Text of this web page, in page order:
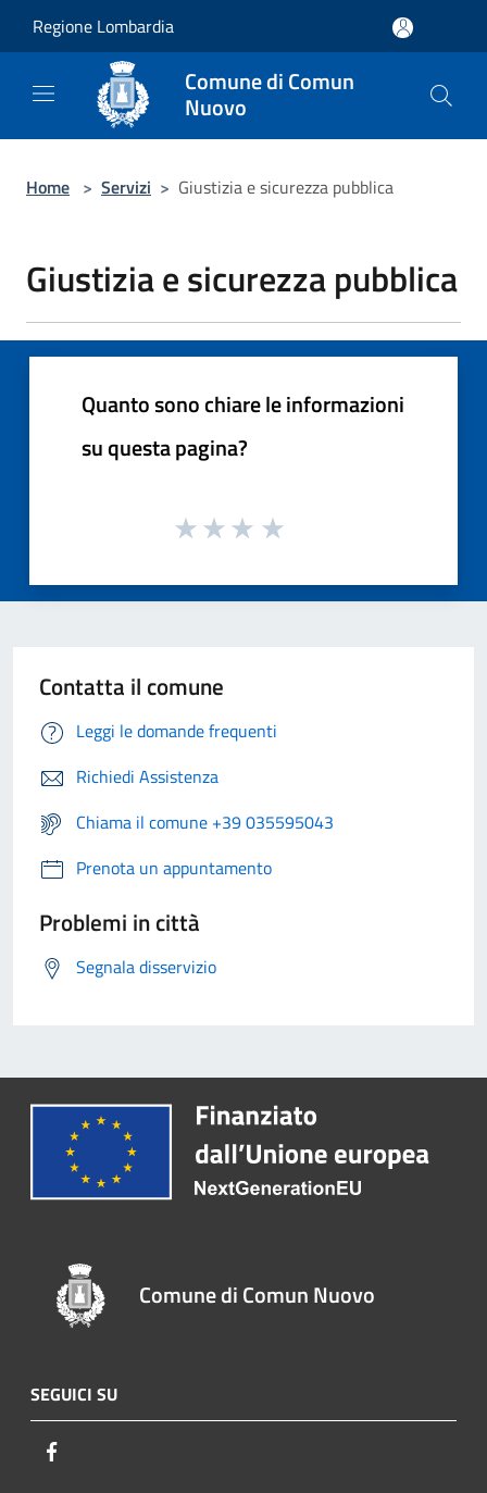
Regione Lombardia
Comune di Comun
Nuovo
Home > Servizi > Giustizia e sicurezza pubblica
Giustizia e sicurezza pubblica
Quanto sono chiare le informazioni
su questa pagina?
Contatta il comune
Leggi le domande frequenti
Richiedi Assistenza
Chiama il comune +39 035595043
Prenota un appuntamento
Problemi in città
Segnala disservizio
Comune di Comun Nuovo
SEGUICI SU